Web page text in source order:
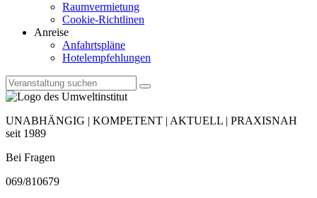
Raumvermietung
Cookie-Richtlinen
Anreise
Anfahrtspläne
Hotelempfehlungen
UNABHÄNGIG | KOMPETENT | AKTUELL | PRAXISNAH
seit 1989
Bei Fragen
069/810679